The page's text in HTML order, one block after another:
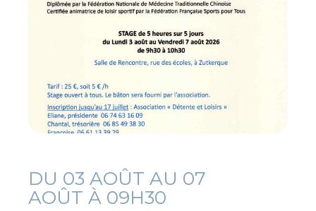
DU 03 AOÛT AU 07
AOÛT À 09H30